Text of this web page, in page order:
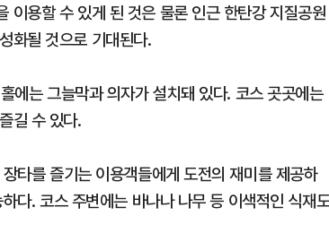
이용할 수 있게 된 것은 물론 인근 한탄강 지질공원
화될 것으로 기대된다.
는 그늘막과 의자가 설치돼 있다. 코스 곳곳에는
길 수 있다.
타를 즐기는 이용객들에게 도전의 재미를 제공하
. 코스 주변에는 바나나 나무 등 이색적인 식재